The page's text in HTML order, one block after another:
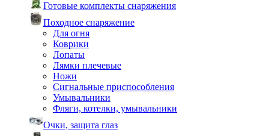
Готовые комплекты снаряжения
Походное снаряжение
Для огня
Коврики
Лопаты
Лямки плечевые
Ножи
Сигнальные приспособления
Умывальники
Фляги, котелки, умывальники
Очки, защита глаз